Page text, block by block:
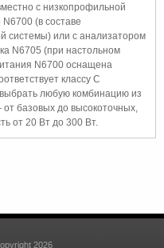
с низкопрофильной
(в составе
системы) или с анализатором
N6705 (при настольном
N6700 оснащена
классу C
любую комбинацию из
базовых до высокоточных,
от 20 Вт до 300 Вт.
2026